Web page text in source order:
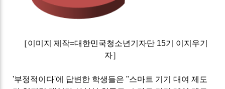
［이미지 제작=대한민국청소년기자단 15기 이지우기
자］
'부정적이다'에 답변한 학생들은 "스마트 기기 대여 제도